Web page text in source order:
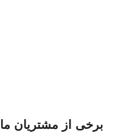
برخی از مشتریان ما